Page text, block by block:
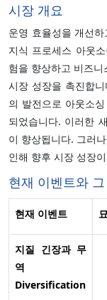
시장 개요
운영 효율성을 개선
지식 프로세스 아웃
험을 향상하고 비즈
시장 성장을 촉진합
의 발전으로 아웃소
되었습니다. 이러한
이 향상됩니다. 그러
인해 향후 시장 성장
현재 이벤트와
현재 이벤트
지질 긴장과 무
역
Diversification